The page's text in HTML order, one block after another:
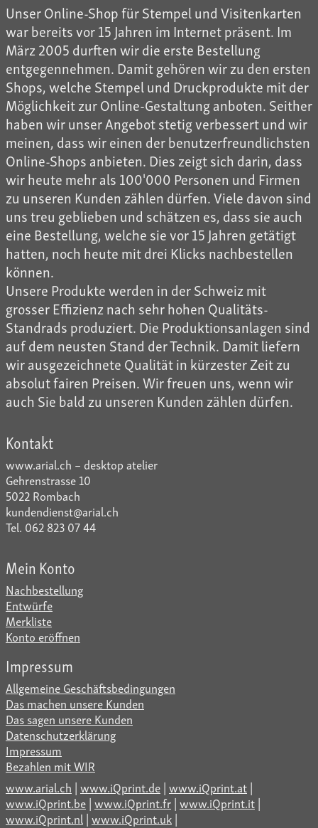
Unser Online-Shop für Stempel und Visitenkarten
war bereits vor 15 Jahren im Internet präsent. Im
März 2005 durften wir die erste Bestellung
entgegennehmen. Damit gehören wir zu den ersten
Shops, welche Stempel und Druckprodukte mit der
Möglichkeit zur Online-Gestaltung anboten. Seither
haben wir unser Angebot stetig verbessert und wir
meinen, dass wir einen der benutzerfreundlichsten
Online-Shops anbieten. Dies zeigt sich darin, dass
wir heute mehr als 100'000 Personen und Firmen
zu unseren Kunden zählen dürfen. Viele davon sind
uns treu geblieben und schätzen es, dass sie auch
eine Bestellung, welche sie vor 15 Jahren getätigt
hatten, noch heute mit drei Klicks nachbestellen
können.
Unsere Produkte werden in der Schweiz mit
grosser Effizienz nach sehr hohen Qualitäts-
Standrads produziert. Die Produktionsanlagen sind
auf dem neusten Stand der Technik. Damit liefern
wir ausgezeichnete Qualität in kürzester Zeit zu
absolut fairen Preisen. Wir freuen uns, wenn wir
auch Sie bald zu unseren Kunden zählen dürfen.
Kontakt
www.arial.ch – desktop atelier
Gehrenstrasse 10
5022 Rombach
kundendienst@arial.ch
Tel. 062 823 07 44
Mein Konto
Nachbestellung
Entwürfe
Merkliste
Konto eröffnen
Impressum
Allgemeine Geschäftsbedingungen
Das machen unsere Kunden
Das sagen unsere Kunden
Datenschutzerklärung
Impressum
Bezahlen mit WIR
www.arial.ch |www.iQprint.de|www.iQprint.at|
www.iQprint.be|www.iQprint.fr|www.iQprint.it|
www.iQprint.nl|www.iQprint.uk|